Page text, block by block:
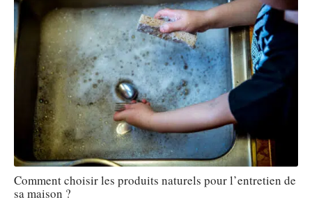
Comment choisir les produits naturels pour l’entretien de
sa maison ?